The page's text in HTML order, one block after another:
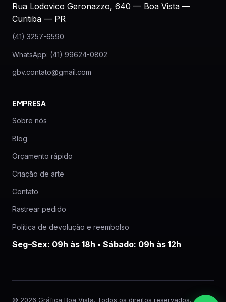
Rua Lodovico Geronazzo, 640 — Boa Vista —
Curitiba — PR
(41) 3257-6590
WhatsApp: (41) 99624-0802
gbv.contato@gmail.com
EMPRESA
Sobre nós
Blog
Orçamento rápido
Criação de arte
Contato
Rastrear pedido
Política de devolução e reembolso
Seg–Sex: 09h às 18h • Sábado: 09h às 12h
© 2026 Gráfica Boa Vista. Todos os direitos reservados.